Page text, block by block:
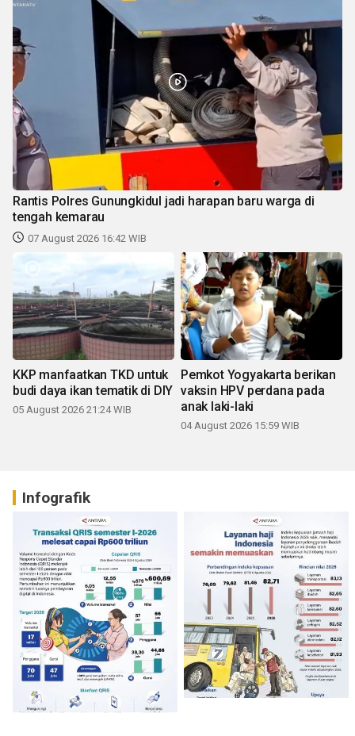
Rantis Polres Gunungkidul jadi harapan baru warga di
tengah kemarau
07 August 2026 16:42 WIB
KKP manfaatkan TKD untuk
budi daya ikan tematik di DIY
05 August 2026 21:24 WIB
Pemkot Yogyakarta berikan
vaksin HPV perdana pada
anak laki-laki
04 August 2026 15:59 WIB
Infografik